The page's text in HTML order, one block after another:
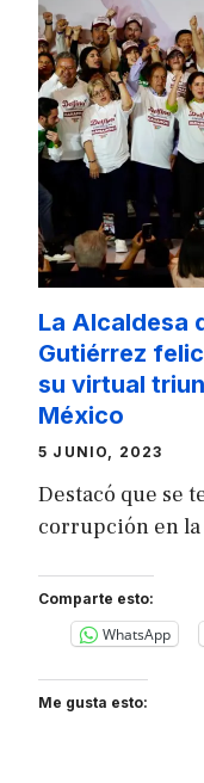
La Alcaldesa
Gutiérrez
su virtual
México
5 JUNIO, 2023
Destacó que se
corrupción en
Comparte esto:
WhatsApp
Me gusta esto: